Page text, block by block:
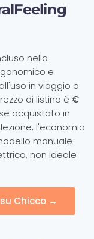
nella
e
in viaggio o
di listino è €
acquistato in
l'economia
manuale
non ideale
Chicco →